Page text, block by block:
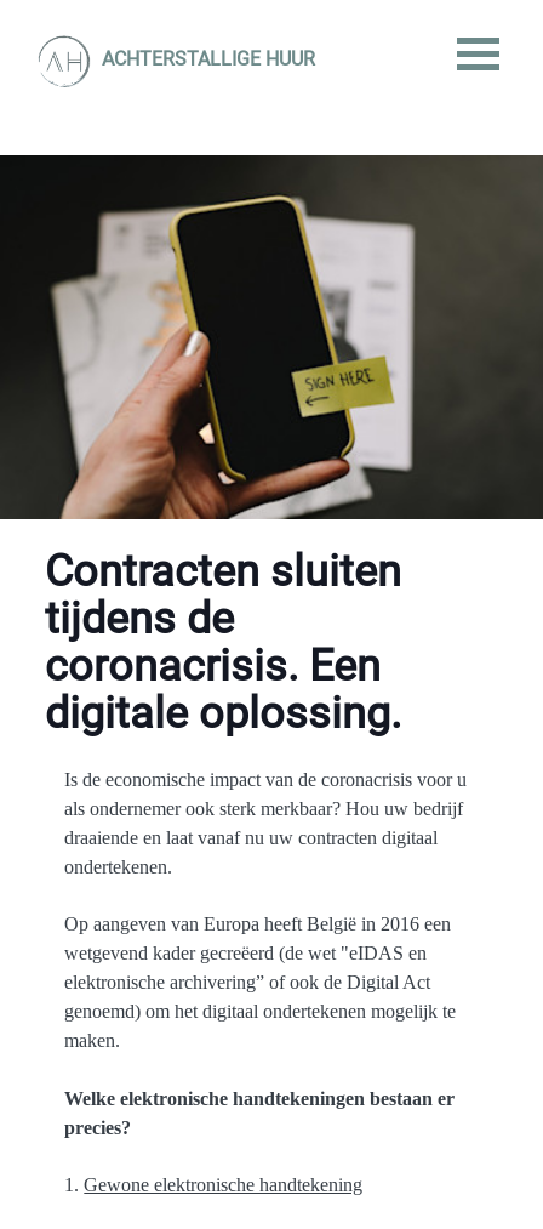
ACHTERSTALLIGE HUUR
Contracten sluiten
tijdens de
coronacrisis. Een
digitale oplossing.
Is de economische impact van de coronacrisis voor u
als ondernemer ook sterk merkbaar? Hou uw bedrijf
draaiende en laat vanaf nu uw contracten digitaal
ondertekenen.
Op aangeven van Europa heeft België in 2016 een
wetgevend kader gecreëerd (de wet "eIDAS en
elektronische archivering” of ook de Digital Act
genoemd) om het digitaal ondertekenen mogelijk te
maken.
Welke elektronische handtekeningen bestaan er
precies?
1.Gewone elektronische handtekening